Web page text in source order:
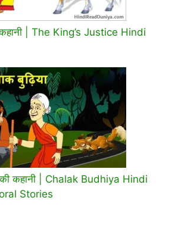
कहानी | The King’s Justice Hindi
की कहानी | Chalak Budhiya Hindi
Stories